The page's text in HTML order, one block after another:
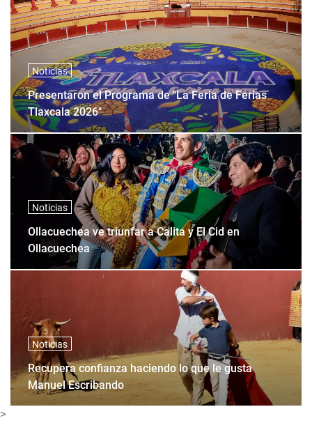
Noticias
Presentaron el Programa de "La Feria de Ferias
Tlaxcala 2026"
Noticias
Ollacuechea ve triunfar a Calita y El Cid en
Ollacuechea
Noticias
Recupera confianza haciendo lo que le gusta
Manuel Escribando
>